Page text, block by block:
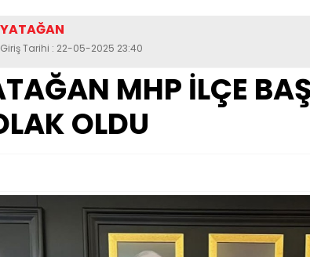
YATAĞAN
Giriş Tarihi : 22-05-2025 23:40
MHP İLÇE
OLDU